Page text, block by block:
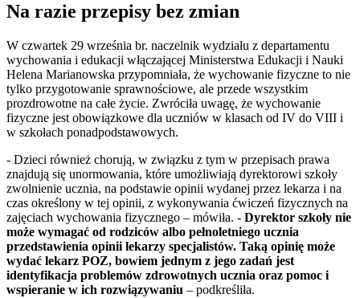
Na razie przepisy bez zmian
W czwartek 29 września br. naczelnik wydziału z departamentu
wychowania i edukacji włączającej Ministerstwa Edukacji i Nauki
Helena Marianowska przypomniała, że wychowanie fizyczne to nie
tylko przygotowanie sprawnościowe, ale przede wszystkim
prozdrowotne na całe życie. Zwróciła uwagę, że wychowanie
fizyczne jest obowiązkowe dla uczniów w klasach od IV do VIII i
w szkołach ponadpodstawowych.
- Dzieci również chorują, w związku z tym w przepisach prawa
znajdują się unormowania, które umożliwiają dyrektorowi szkoły
zwolnienie ucznia, na podstawie opinii wydanej przez lekarza i na
czas określony w tej opinii, z wykonywania ćwiczeń fizycznych na
zajęciach wychowania fizycznego – mówiła. - Dyrektor szkoły nie
może wymagać od rodziców albo pełnoletniego ucznia
przedstawienia opinii lekarzy specjalistów. Taką opinię może
wydać lekarz POZ, bowiem jednym z jego zadań jest
identyfikacja problemów zdrowotnych ucznia oraz pomoc i
wspieranie w ich rozwiązywaniu – podkreśliła.